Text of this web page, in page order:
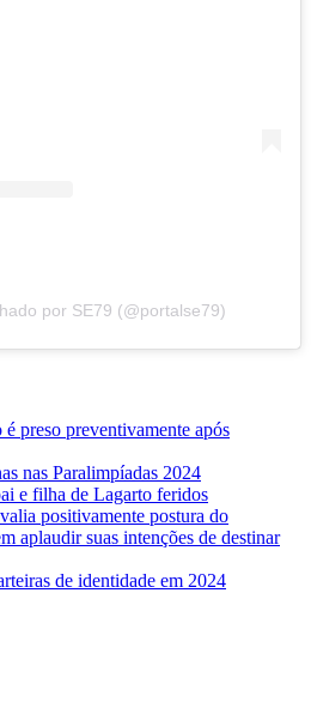
por SE79 (@portalse79)
preso preventivamente após
nas Paralimpíadas 2024
e filha de Lagarto feridos
positivamente postura do
aplaudir suas intenções de destinar
de identidade em 2024